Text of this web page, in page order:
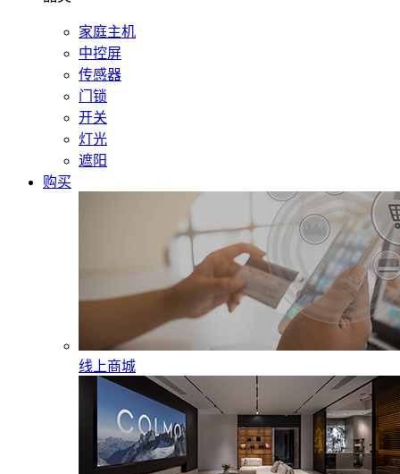
家庭主机
中控屏
传感器
门锁
开关
灯光
遮阳
购买
线上商城